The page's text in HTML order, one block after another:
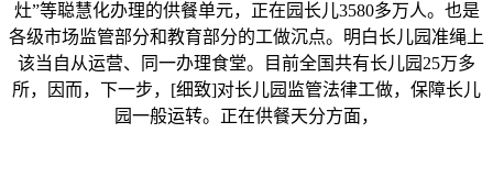
灶”等聪慧化办理的供餐单元，正在园长儿3580多万人。也是
各级市场监管部分和教育部分的工做沉点。明白长儿园准绳上
该当自从运营、同一办理食堂。目前全国共有长儿园25万多
所，因而，下一步，[细致]对长儿园监管法律工做，保障长儿
园一般运转。正在供餐天分方面，